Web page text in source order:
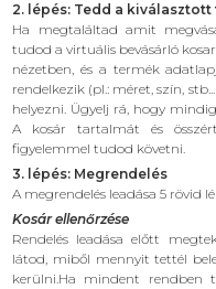
2. lépés: Tedd a
Ha megtaláltad amit
tudod a virtuális bevásárló
nézetben, és a termék
rendelkezik (pl.: méret, szín,
helyezni. Ügyelj rá, hogy
A kosár tartalmát és
figyelemmel tudod követni.
3. lépés: Megrendelés
A megrendelés leadása 5 rövid
Kosár ellenőrzése
Rendelés leadása előtt
látod, miből mennyit tettél
kerülni.Ha mindent rendben